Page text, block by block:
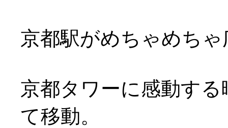
京都駅がめちゃめち
京都タワーに感動す
て移動。